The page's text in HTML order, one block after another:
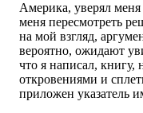
Америка, уверял
меня пересмотреть
на мой взгляд,
вероятно, ожидают
что я написал,
откровениями и
приложен указатель